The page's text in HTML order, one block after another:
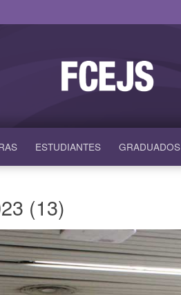
ESTUDIANTES GRADUADOS
(13)